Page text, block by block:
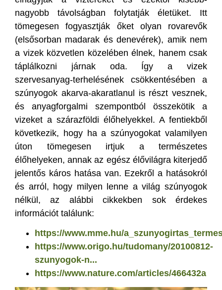
nagyobb távolságban folytatják életüket. Itt
tömegesen fogyasztják őket olyan rovarevők
(elsősorban madarak és denevérek), amik nem
a vizek közvetlen közelében élnek, hanem csak
táplálkozni járnak oda. Így a vizek
szervesanyag-terhelésének csökkentésében a
szúnyogok akarva-akaratlanul is részt vesznek,
és anyagforgalmi szempontból összekötik a
vizeket a szárazföldi élőhelyekkel. A fentiekből
következik, hogy ha a szúnyogokat valamilyen
úton tömegesen irtjuk a természetes
élőhelyeken, annak az egész élővilágra kiterjedő
jelentős káros hatása van. Ezekről a hatásokról
és arról, hogy milyen lenne a világ szúnyogok
nélkül, az alábbi cikkekben sok érdekes
információt találunk:
https://www.mme.hu/
https://www.origo.hu/tudomany/20100812-
szunyogok-n...
https://www.nature.com/articles/466432a